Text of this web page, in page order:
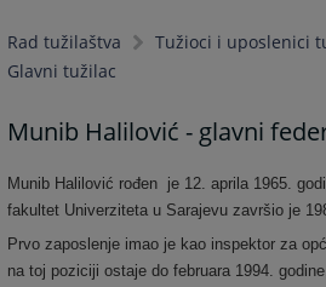
Rad tužilaštva
Tužioci i uposlenici
Glavni tužilac
Munib Halilović - glavni
Munib Halilović rođen je 12. aprila 1965.
fakultet Univerziteta u Sarajevu završio je
Prvo zaposlenje imao je kao inspektor za
na toj poziciji ostaje do februara 1994.